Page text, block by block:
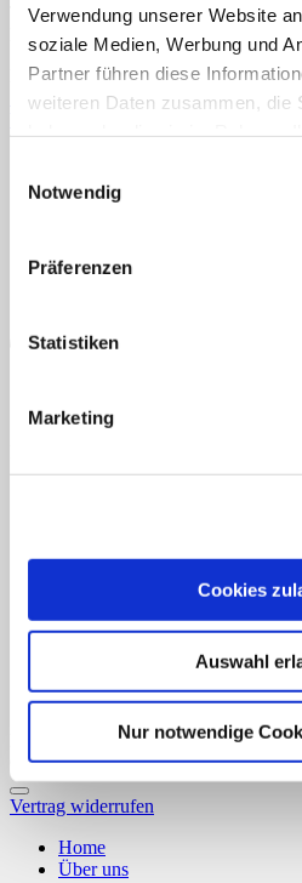
Verwendung unserer Website
soziale Medien, Werbung und
Partner führen diese
weiteren Daten zusammen, die
Notwendig
Präferenzen
Statistiken
Marketing
Cookies
Auswahl
Nur notwendige
Suchen nach:
TEACCH, Klettmappe,
Buchstaben, Kleinbuchstaben,
Kommentare und Trackbacks sind
←Zurück
AGB Datenschutz Widerruf
Copyright 2026 ©
Vertrag widerrufen
Home
Über uns